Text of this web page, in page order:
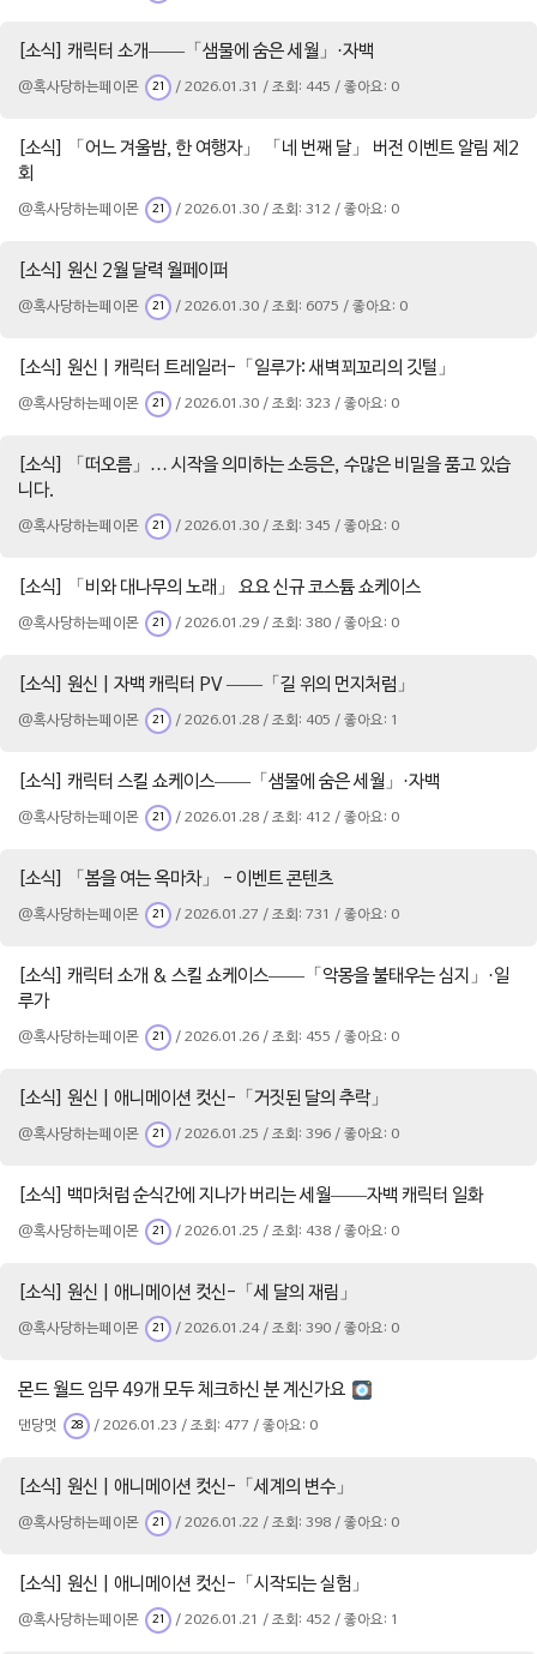
[소식] 캐릭터 소개——「샘물에 숨은 세월」·자백
@혹사당하는페이몬 21 / 2026.01.31 / 조회: 445 / 좋아요: 0
[소식] 「어느 겨울밤, 한 여행자」 「네 번째 달」 버전 이벤트 알림 제2
회
@혹사당하는페이몬 21 / 2026.01.30 / 조회: 312 / 좋아요: 0
[소식] 원신 2월 달력 월페이퍼
@혹사당하는페이몬 21 / 2026.01.30 / 조회: 6075 / 좋아요: 0
[소식] 원신 | 캐릭터 트레일러-「일루가: 새벽꾀꼬리의 깃털」
@혹사당하는페이몬 21 / 2026.01.30 / 조회: 323 / 좋아요: 0
[소식] 「떠오름」… 시작을 의미하는 소등은, 수많은 비밀을 품고 있습
니다.
@혹사당하는페이몬 21 / 2026.01.30 / 조회: 345 / 좋아요: 0
[소식] 「비와 대나무의 노래」 요요 신규 코스튬 쇼케이스
@혹사당하는페이몬 21 / 2026.01.29 / 조회: 380 / 좋아요: 0
[소식] 원신 | 자백 캐릭터 PV ——「길 위의 먼지처럼」
@혹사당하는페이몬 21 / 2026.01.28 / 조회: 405 / 좋아요: 1
[소식] 캐릭터 스킬 쇼케이스——「샘물에 숨은 세월」·자백
@혹사당하는페이몬 21 / 2026.01.28 / 조회: 412 / 좋아요: 0
[소식] 「봄을 여는 옥마차」 - 이벤트 콘텐츠
@혹사당하는페이몬 21 / 2026.01.27 / 조회: 731 / 좋아요: 0
[소식] 캐릭터 소개 & 스킬 쇼케이스——「악몽을 불태우는 심지」·일
루가
@혹사당하는페이몬 21 / 2026.01.26 / 조회: 455 / 좋아요: 0
[소식] 원신 | 애니메이션 컷신-「거짓된 달의 추락」
@혹사당하는페이몬 21 / 2026.01.25 / 조회: 396 / 좋아요: 0
[소식] 백마처럼 순식간에 지나가 버리는 세월——자백 캐릭터 일화
@혹사당하는페이몬 21 / 2026.01.25 / 조회: 438 / 좋아요: 0
[소식] 원신 | 애니메이션 컷신-「세 달의 재림」
@혹사당하는페이몬 21 / 2026.01.24 / 조회: 390 / 좋아요: 0
몬드 월드 임무 49개 모두 체크하신 분 계신가요
댄당멋 28 / 2026.01.23 / 조회: 477 / 좋아요: 0
[소식] 원신 | 애니메이션 컷신-「세계의 변수」
@혹사당하는페이몬 21 / 2026.01.22 / 조회: 398 / 좋아요: 0
[소식] 원신 | 애니메이션 컷신-「시작되는 실험」
@혹사당하는페이몬 21 / 2026.01.21 / 조회: 452 / 좋아요: 1